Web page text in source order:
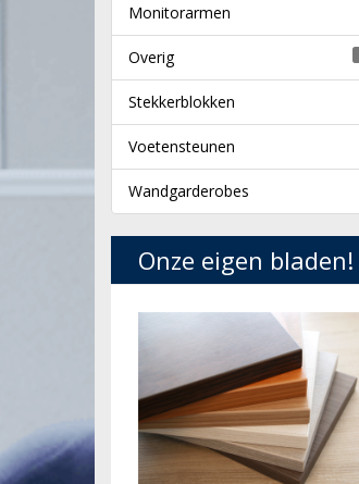
Monitorarmen
Overig
Stekkerblokken
Voetensteunen
Wandgarderobes
Onze eigen bladen!